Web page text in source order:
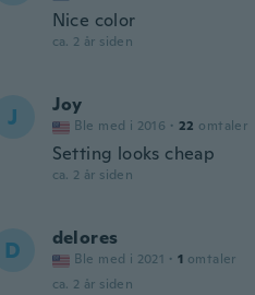
Nice color
ca. 2 år siden
J Joy
Ble med i 2016 · 22 omtaler
Setting looks cheap
ca. 2 år siden
D delores
Ble med i 2021 · 1 omtaler
ca. 2 år siden